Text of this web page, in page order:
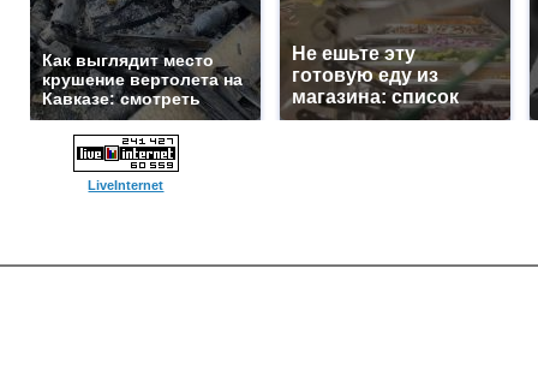
Как выглядит место
крушение вертолета на
Кавказе: смотреть
Не ешьте эту
готовую еду из
магазина: список
LiveInternet